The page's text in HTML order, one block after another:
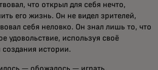
что открыл для себя нечто,
его жизнь. Он не видел зрителей,
себя неловко. Он знал лишь то, что
удовольствие, используя своё
истории.